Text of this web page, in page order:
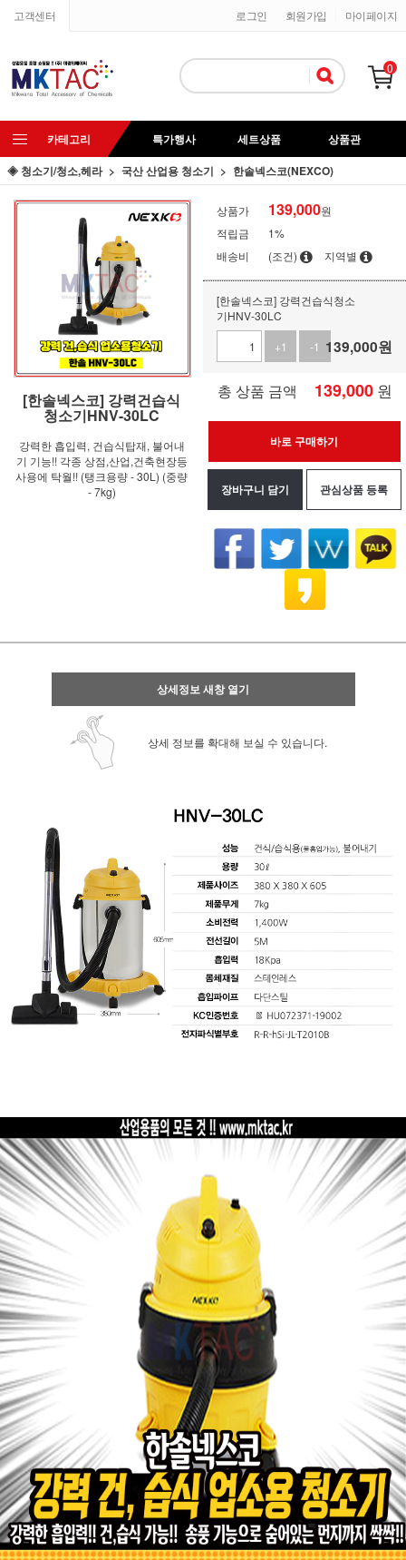
고객센터 마이페이지
회원가입
로그인
0
카테고리 특가행사 세트상품
상품관
◈ 청소기/청소,헤라
국산 산업용 청소기 한솔넥스코(NEXCO)
[한솔넥스코] 강력건습식
청소기HNV-30LC
강력한 흡입력, 건습식탑재, 불어내
기 기능!! 각종 상점,산업,건축현장등
사용에 탁월!! (탱크용량 - 30L) (중량
- 7kg)
상품가 139,000원
적립금
1%
배송비
(조건) 지역별
[한솔넥스코] 강력건습식청소
기HNV-30LC
+1
-1 139,000원
총 상품 금액 139,000 원
바로 구매하기
장바구니 담기 관심상품 등록
상세정보 새창 열기
상세 정보를 확대해 보실 수 있습니다.